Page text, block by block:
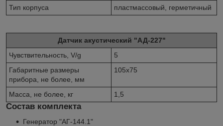
Тип корпуса пластмассовый, герметичный
Датчик акустический "АД-227"
Чувствительность, V/g
5
Габаритные размеры
прибора, не более, мм
105х75
Масса, не более, кг 1,5
Состав комплекта
Генератор "АГ-144.1"